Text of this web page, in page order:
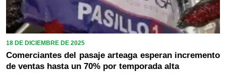
18 DE DICIEMBRE DE 2025
Comerciantes del pasaje arteaga esperan incremento
de ventas hasta un 70% por temporada alta